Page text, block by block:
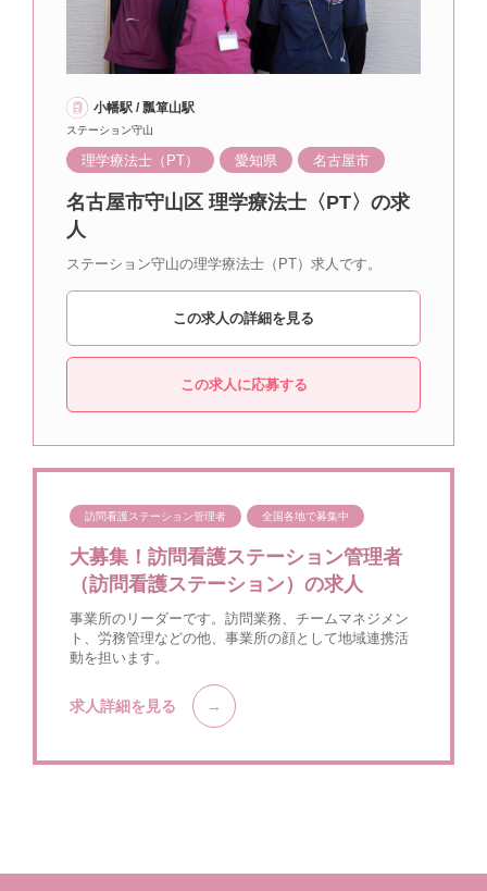
小幡駅 / 瓢箪山駅
ステーション守山
理学療法士（PT） 愛知県 名古屋市
名古屋市守山区 理学療法士〈PT〉の求
人
ステーション守山の理学療法士（PT）求人です。
この求人の詳細を見る
この求人に応募する
訪問看護ステーション管理者 全国各地で募集中
大募集！訪問看護ステーション管理者
（訪問看護ステーション）の求人
事業所のリーダーです。訪問業務、チームマネジメン
ト、労務管理などの他、事業所の顔として地域連携活
動を担います。
求人詳細を見る